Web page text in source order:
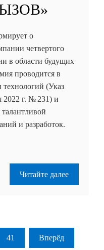
о
четвертого
в области будущих
проводится в
технологий (Указ
2022 г. № 231) и
и разработок.
Читайте далее
41 Вперёд